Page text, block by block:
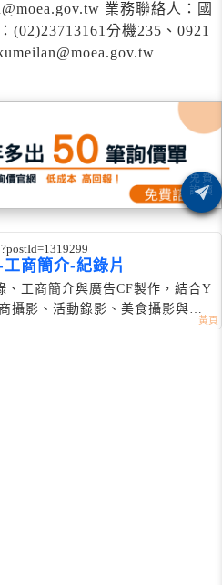
業務聯絡人：國
(02)23713161分機235、0921
商簡介-紀錄片
工商簡介與廣告CF製作，結合Y
攝影、活動錄影、美食攝影與短